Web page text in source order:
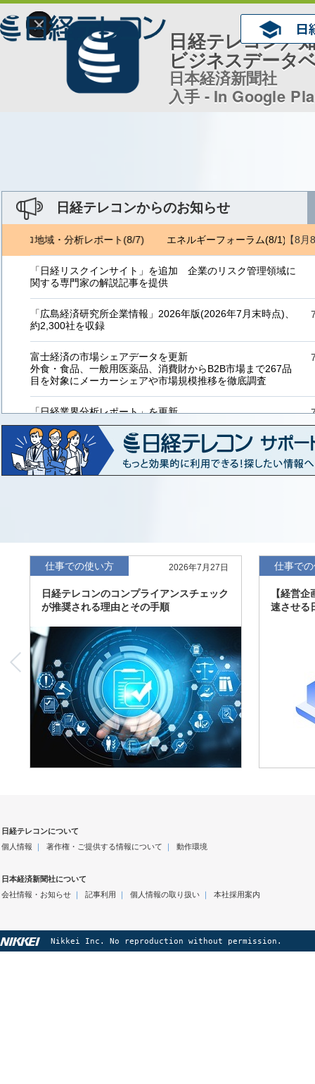
×
日経テレコン／
ビジネスデータ
日本経済新聞社
入手 - In Google
日経テレコンからのお知らせ
【8月
トロ地域・分析レポート(8/7) エネルギーフォーラム(8/1) ジェ
「日経リスクインサイト」を追加 企業のリスク管理領域に
関する専門家の解説記事を提供
「広島経済研究所企業情報」2026年版(2026年7月末時点)、
約2,300社を収録
富士経済の市場シェアデータを更新
外食・食品、一般用医薬品、消費財からB2B市場まで267品
目を対象にメーカーシェアや市場規模推移を徹底調査
「日経業界分析レポート」を更新
「工業用プラスチック製品」「システムインテグレーター」
など20業界の内容を刷新
「東洋経済海外進出企業情報」の2026年版、約3万6千社を
収録
「日経POS情報マーケットレポート」の最新版、10～3月実
績の市場動向を速報
度の予想を実施
仕事での使い方 2026年7月27日
日経テレコンのコンプライアンスチェック
が推奨される理由とその手順
仕事で
【経営
速させる
日経テレコンについて
個人情報 ｜ 著作権・ご提供する情報について ｜ 動作環境
日本経済新聞社について
会社情報・お知らせ｜ 記事利用 ｜ 個人情報の取り扱い｜ 本社採用案内
Nikkei Inc. No reproduction without permission.